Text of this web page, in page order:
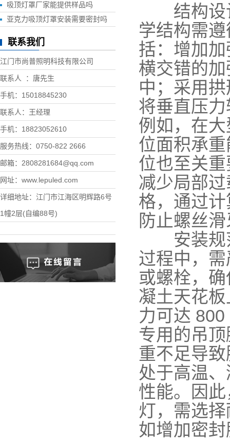
吸顶灯罩厂家能提供样品吗
亚克力吸顶灯罩安装需要密封吗
联系我们
江门市尚普照明科技有限公司
联系人 ：唐先生
手机：15018845230
联系人：王经理
手机：18823052610
服务热线：0750-822 2666
邮箱：2808281684@qq.com
网址：www.lepuled.com
详细地址：江门市江海区明辉路6号
1幢2层(自编88号)
结构设计
学结构需
括：增加
横交错的
中；采用
将垂直压
例如，在
位面积承
位也至关
减少局部
格，通过
防止螺丝
安装规范
过程中，
或螺栓，
凝土天花
力可达
专用的吊
重不足导
处于高温
性能。因
灯，需选
如增加密